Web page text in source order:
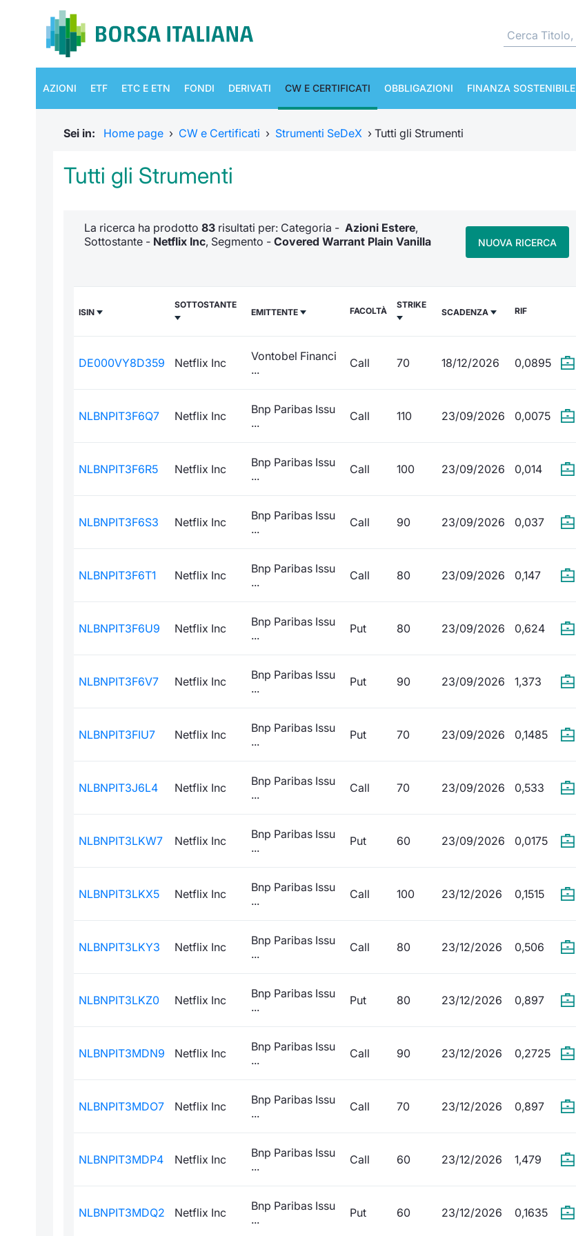
AZIONI ETF ETC E ETN FONDI DERIVATI CW E CERTIFICATI OBBLIGAZIONI FINANZA SOSTENIBILE
Sei in: Home page › CW e Certificati › Strumenti SeDeX › Tutti gli Strumenti
Tutti gli Strumenti
La ricerca ha prodotto 83 risultati per: Categoria - Azioni Estere,
Sottostante - Netflix Inc, Segmento - Covered Warrant Plain Vanilla NUOVA RICERCA
ISIN
SOTTOSTANTE
EMITTENTE FACOLTÀ
STRIKE
SCADENZA RIF
DE000VY8D359 Netflix Inc
Vontobel Financi
...
Call 70 18/12/2026 0,0895
NLBNPIT3F6Q7 Netflix Inc
Bnp Paribas Issu
...
Call 110 23/09/2026 0,0075
NLBNPIT3F6R5 Netflix Inc
Bnp Paribas Issu
...
Call 100 23/09/2026 0,014
NLBNPIT3F6S3 Netflix Inc
Bnp Paribas Issu
...
Call 90 23/09/2026 0,037
NLBNPIT3F6T1 Netflix Inc
Bnp Paribas Issu
...
Call 80 23/09/2026 0,147
NLBNPIT3F6U9 Netflix Inc
Bnp Paribas Issu
...
Put 80 23/09/2026 0,624
NLBNPIT3F6V7 Netflix Inc
Bnp Paribas Issu
...
Put 90 23/09/2026 1,373
NLBNPIT3FIU7 Netflix Inc
Bnp Paribas Issu
...
Put 70 23/09/2026 0,1485
NLBNPIT3J6L4 Netflix Inc
Bnp Paribas Issu
...
Call 70 23/09/2026 0,533
NLBNPIT3LKW7 Netflix Inc
Bnp Paribas Issu
...
Put 60 23/09/2026 0,0175
NLBNPIT3LKX5 Netflix Inc
Bnp Paribas Issu
...
Call 100 23/12/2026 0,1515
NLBNPIT3LKY3 Netflix Inc
Bnp Paribas Issu
...
Call 80 23/12/2026 0,506
NLBNPIT3LKZ0 Netflix Inc
Bnp Paribas Issu
...
Put 80 23/12/2026 0,897
NLBNPIT3MDN9 Netflix Inc
Bnp Paribas Issu
...
Call 90 23/12/2026 0,2725
NLBNPIT3MDO7 Netflix Inc
Bnp Paribas Issu
...
Call 70 23/12/2026 0,897
NLBNPIT3MDP4 Netflix Inc
Bnp Paribas Issu
...
Call 60 23/12/2026 1,479
NLBNPIT3MDQ2 Netflix Inc
Bnp Paribas Issu
...
Put 60 23/12/2026 0,1635